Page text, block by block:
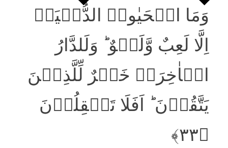
وَمَا الۡحَیٰوۃُ الدُّنۡیَاۤ
اِلَّا لَعِبٌ وَّلَہۡوٌ ؕ وَلَلدَّارُ
الۡاٰخِرَۃُ خَیۡرٌ لِّلَّذِیۡنَ
یَتَّقُوۡنَ ؕ اَفَلَا تَعۡقِلُوۡنَ
﴿۳۳﴾